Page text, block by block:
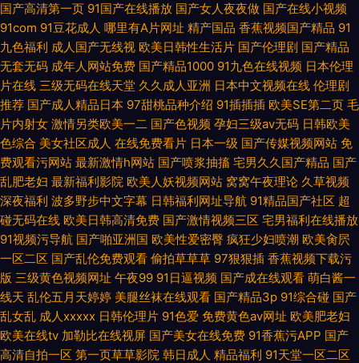
国产高清第一页 91国产在线播放 国产女人夜夜做 国产在线小视频
91com 91豆花成人 哪里有A片网址 精产国品 香蕉视频国产精品 91
九色福利 成人国产无线视 欧美日韩性生活片 国产伦理剧 国产精品
无套无码 成年人网站免费 国产精品1000 91九色在线视频 日本伦理
片在线 三级无码在线天堂 久久成人亚洲 日本中文视频在线 伦理剧
推荐 国产成人精品日本 97甜桃品种介绍 91插插插 欧美SE第二页 毛
片内射女 激情另类欧美一二 国产色视频 孕妇三级av无码 日韩欧美
色综合 美女社区成人 在线免费看片 日本一级 国产传媒视频网站 免
费观看污网站 最新激情h网站 国产喷浆抽搐 宅男久久国产精品 国产
乱肥老妇 最新福利影院 欧美人妖视频网站 窝窝午夜理论 久草视频
深夜福利 波多野步中文字幕 日韩福利网址导航 91精品国产社区 超
碰无码在线 欧美日韩高清免费 国产激情视频三区 宅男福利在线播放
91视频污导航 国产啪亚洲国 欧美性爱密臀 疯狂少妇喷潮 欧美肏屄
一区二区 国产乱伦免费观看 偷拍草草草 97狠狠插 香蕉视频下载污
版 三级黄色视频网址 午夜99 91日逼视频 国产成在线观看 萌白酱一
线天 乱伦五月天婷婷 美腿丝袜在线观看 国产精品3p 91综合碰 国产
乱女乱 成人xxxxx 日韩伦理片 91色爱 免费黄色av网址 欧美肥老妇
欧美在线tv 加勒比在线视屏 国产美女在线免费 91香蕉污APP 国产
高清自拍一区 第一页草草影院 韩日成人 精品福利 91天堂一区二区